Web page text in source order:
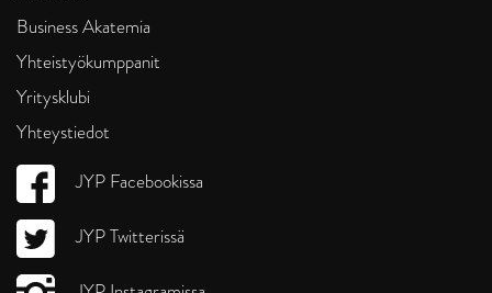
Business Akatemia
Yhteistyökumppanit
Yritysklubi
Yhteystiedot
JYP Facebookissa
JYP Twitterissä